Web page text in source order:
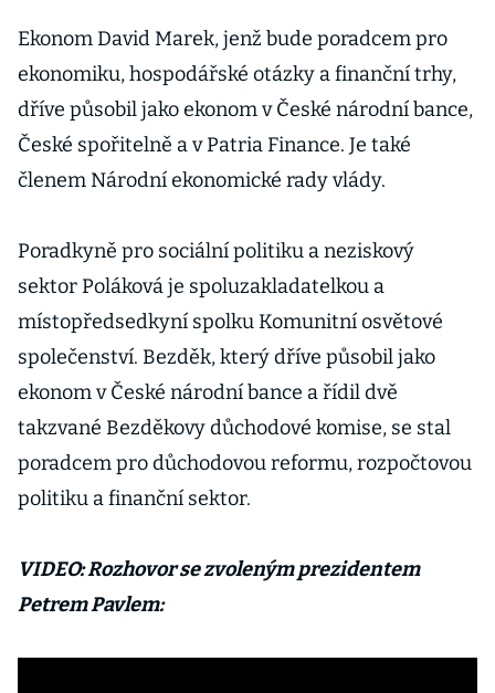
Ekonom David Marek, jenž bude poradcem pro
ekonomiku, hospodářské otázky a finanční trhy,
dříve působil jako ekonom v České národní bance,
České spořitelně a v Patria Finance. Je také
členem Národní ekonomické rady vlády.
Poradkyně pro sociální politiku a neziskový
sektor Poláková je spoluzakladatelkou a
místopředsedkyní spolku Komunitní osvětové
společenství. Bezděk, který dříve působil jako
ekonom v České národní bance a řídil dvě
takzvané Bezděkovy důchodové komise, se stal
poradcem pro důchodovou reformu, rozpočtovou
politiku a finanční sektor.
VIDEO: Rozhovor se zvoleným prezidentem
Petrem Pavlem: